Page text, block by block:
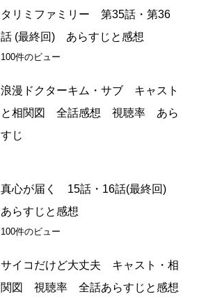
タリミファミリー 第35話・第36
話 (最終回) あらすじと感想
100件のビュー
浪漫ドクターキム・サブ キャスト
と相関図 全話感想 視聴率 あら
すじ
真心が届く 15話・16話(最終回)
あらすじと感想
100件のビュー
サイコだけど大丈夫 キャスト・相
関図 視聴率 全話あらすじと感想